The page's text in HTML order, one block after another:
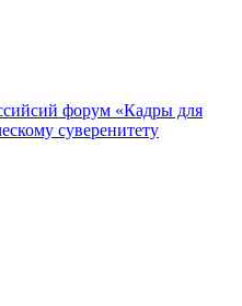
форум «Кадры для
суверенитету